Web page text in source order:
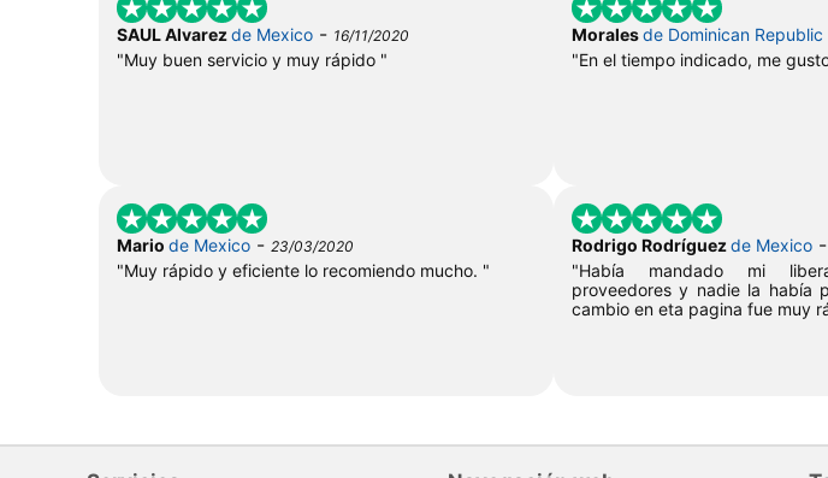
SAUL Alvarezde Mexico - 16/11/2020
"Muy buen servicio y muy rápido "
Moralesde Dominican Republic
"En el tiempo indicado, me
Mario de Mexico - 23/03/2020
"Muy rápido y eficiente lo recomiendo mucho. "
Rodrigo Rodríguezde Mexico-
"Había mandado mi
proveedores y nadie la había
cambio en eta pagina fue muy